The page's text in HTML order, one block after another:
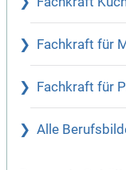
Fachkraft für
Fachkraft für
Alle